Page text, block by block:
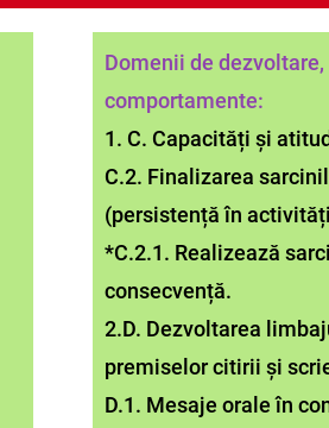
Domenii de
comportamente:
1. C. Capacități și
C.2. Finalizarea
(persistență în
*C.2.1. Realizează
consecvență.
2.D. Dezvoltarea
premiselor citirii și
D.1. Mesaje orale în